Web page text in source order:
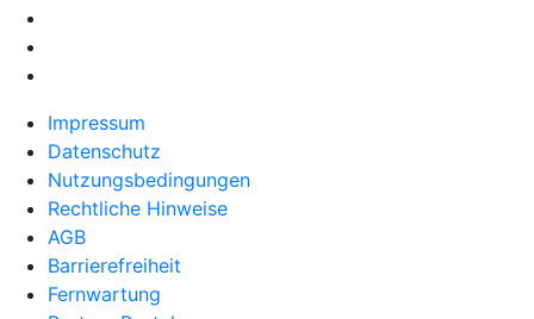
Impressum
Datenschutz
Nutzungsbedingungen
Rechtliche Hinweise
AGB
Barrierefreiheit
Fernwartung